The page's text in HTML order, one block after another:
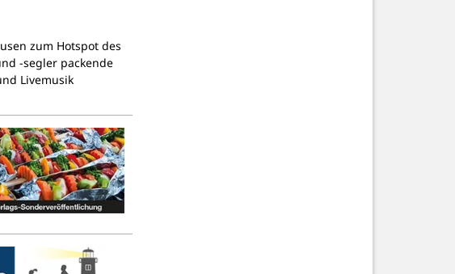
zum Hotspot des
-segler packende
Livemusik